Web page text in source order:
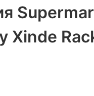
Xinde